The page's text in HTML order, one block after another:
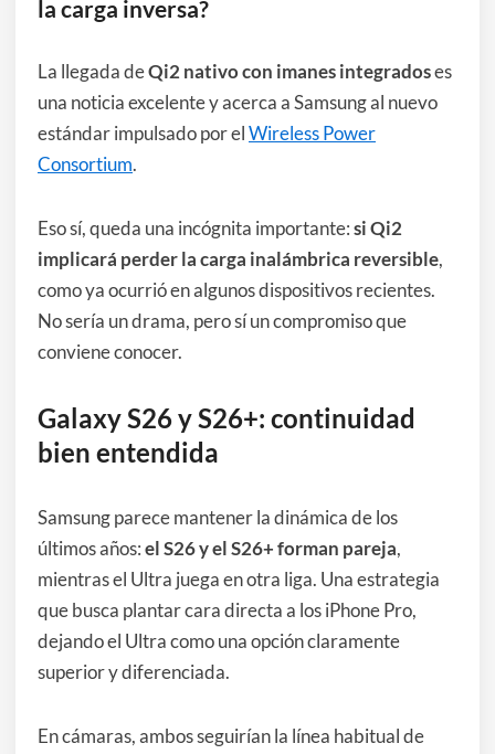
la carga inversa?
La llegada deQi2 nativo con imanes integradoses
una noticia excelente y acerca a Samsung al nuevo
estándar impulsado por elWireless Power
Consortium.
Eso sí, queda una incógnita importante:si Qi2
implicará perder la carga inalámbrica reversible,
como ya ocurrió en algunos dispositivos recientes.
No sería un drama, pero sí un compromiso que
conviene conocer.
Galaxy S26 y S26+: continuidad
bien entendida
Samsung parece mantener la dinámica de los
últimos años:el S26 y el S26+ forman pareja,
mientras el Ultra juega en otra liga. Una estrategia
que busca plantar cara directa a los iPhone Pro,
dejando el Ultra como una opción claramente
superior y diferenciada.
En cámaras, ambos seguirían la línea habitual de